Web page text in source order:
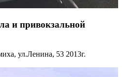
и привокзальной
ул.Ленина, 53 2013г.